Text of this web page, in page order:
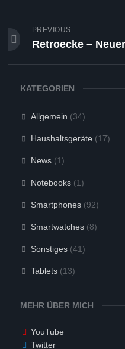
PREVIOUS
Retroecke –
KATEGORIEN
Allgemein (34)
Haushaltsgeräte (17)
News(1)
Notebooks(1)
Smartphones(92)
Smartwatches(8)
Sonstiges(41)
Tablets(13)
MEHR ÜBER MICH
YouTube
Twitter